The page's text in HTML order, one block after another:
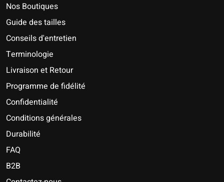
Nos Boutiques
Guide des tailles
Conseils d'entretien
Terminologie
Livraison et Retour
Programme de fidélité
Confidentialité
Conditions générales
Durabilité
FAQ
B2B